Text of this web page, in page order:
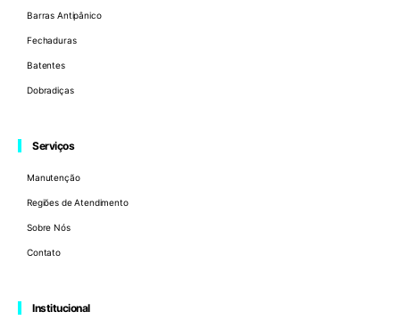
Barras Antipânico
Fechaduras
Batentes
Dobradiças
Serviços
Manutenção
Regiões de Atendimento
Sobre Nós
Contato
Institucional